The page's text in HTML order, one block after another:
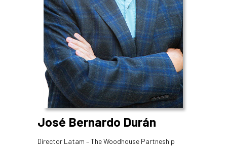
José Bernardo Durán
Director Latam – The Woodhouse Partneship